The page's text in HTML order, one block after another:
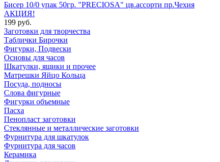
Бисер 10/0 упак 50гр. "PRECIOSA" цв.ассорти пр.Чехия
АКЦИЯ!
199 руб.
Заготовки для творчества
Таблички Бирочки
Фигурки, Подвески
Основы для часов
Шкатулки, ящики и прочее
Матрешки Яйцо Кольца
Посуда, подносы
Слова фигурные
Фигурки объемные
Пасха
Пенопласт заготовки
Стеклянные и металлические заготовки
Фурнитура для шкатулок
Фурнитура для часов
Керамика